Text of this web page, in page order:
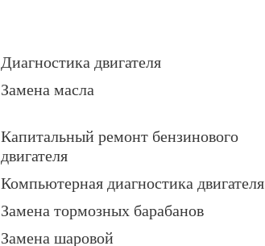
Диагностика двигателя
Замена масла
Капитальный ремонт бензинового
двигателя
Компьютерная диагностика двигателя
Замена тормозных барабанов
Замена шаровой